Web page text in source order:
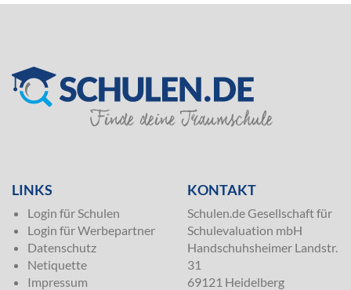
LINKS
Login für Schulen
Login für Werbepartner
Datenschutz
Netiquette
Impressum
KONTAKT
Schulen.de Gesellschaft für
Schulevaluation mbH
Handschuhsheimer Landstr.
31
69121 Heidelberg